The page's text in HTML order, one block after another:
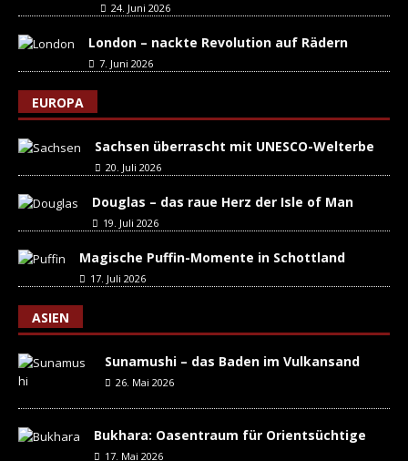
24. Juni 2026
London – nackte Revolution auf Rädern
7. Juni 2026
EUROPA
Sachsen überrascht mit UNESCO-Welterbe
20. Juli 2026
Douglas – das raue Herz der Isle of Man
19. Juli 2026
Magische Puffin-Momente in Schottland
17. Juli 2026
ASIEN
Sunamushi – das Baden im Vulkansand
26. Mai 2026
Bukhara: Oasentraum für Orientsüchtige
17. Mai 2026